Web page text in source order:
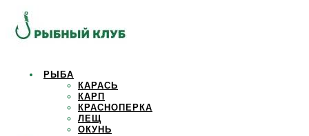
РЫБА
КАРАСЬ
КАРП
КРАСНОПЕРКА
ЛЕЩ
ОКУНЬ